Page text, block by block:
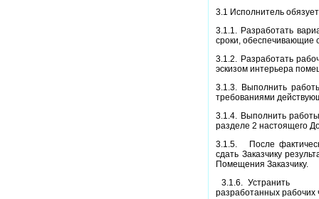
3.1 Исполнитель
3.1.1. Разработать
сроки, обеспечивающие
3.1.2. Разработать
эскизом интерьера
3.1.3. Выполнить
требованиями
3.1.4. Выполнить
разделе 2 настоящего
3.1.5.
После
сдать Заказчику
Помещения Заказчику.
3.1.6. Устранить
разработанных